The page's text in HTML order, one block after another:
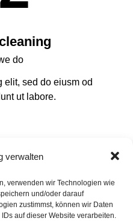
verwalten
verwenden wir Technologien wie
und/oder darauf
zustimmst, können wir Daten
auf dieser Website verarbeiten.
do
elit, sed do eiusm od
ut labore.